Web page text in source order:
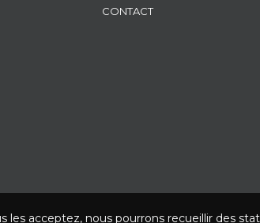
CONTACT
les acceptez, nous pourrons recueillir des